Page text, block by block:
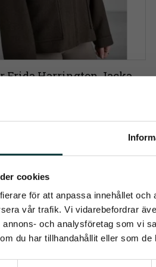
cookies
för att anpassa innehållet
vår trafik. Vi vidarebefordrar
och analysföretag som vi
du har tillhandahållit eller som
Frida Harrington Jacka
på
senaste direkt i din inkorg